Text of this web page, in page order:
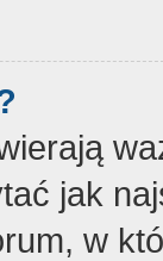
jak
w